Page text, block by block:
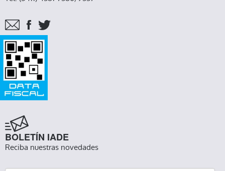
BOLETÍN IADE
Reciba nuestras novedades